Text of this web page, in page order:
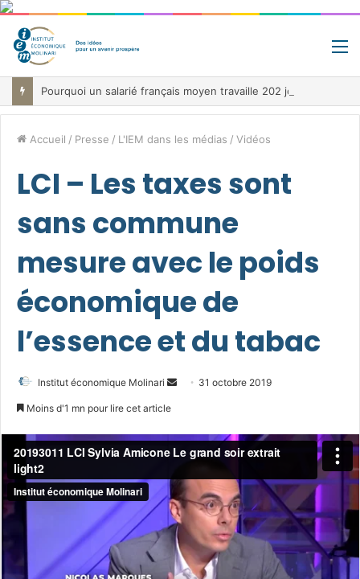
Accueil / Presse / L'IEM dans les médias / Vidéos
LCI – Les taxes sont
sans commune
mesure avec le poids
économique de
l’essence et du tabac
Institut économique Molinari
Envoyer31 octobre 2019
Moins d'1 mn pour lire cet article